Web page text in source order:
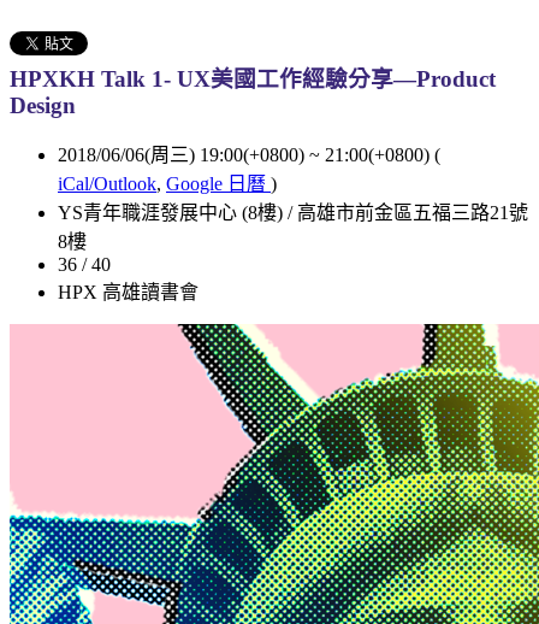
HPXKH Talk 1- UX美國工作經驗分享—Product
Design
2018/06/06(周三) 19:00(+0800) ~ 21:00(+0800) (
iCal/Outlook, Google 日曆 )
YS青年職涯發展中心 (8樓) / 高雄市前金區五福三路21號
8樓
36 / 40
HPX 高雄讀書會